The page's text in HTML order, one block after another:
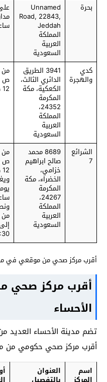
بحرة Unnamed
Road, 22843,
Jeddah
المملكة
العربية
السعودية
كدي
والهجرة
3941 الطريق
الدائري الثالث،
الكعكية، مكة
المكرمة
24352،
المملكة
العربية
السعودية
ص
12 ص
الشرائع
7
8689 محمد
صالح ابراهيم
خزامي،
الخضراء، مكة
المكرمة
24267،
المملكة
العربية
السعودية
ص
أقرب مركز صحي من موقعي في
أقرب مركز صحي
الأحساء
تضم مدينة الأحساء العديد
أقرب مركز صحي حكومي من
اسم
المركز
العنوان
بالتفصيل